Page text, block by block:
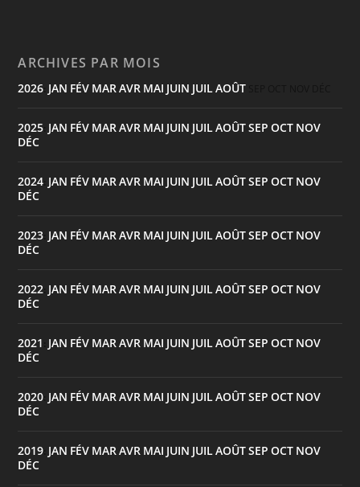
ARCHIVES PAR MOIS
2026 JAN FÉV MARAVR MAI JUIN JUILAOÛT
2025 JAN FÉV MARAVR MAI JUIN JUILAOÛTSEP OCT NOV
DÉC
2024 JAN FÉV MARAVR MAI JUIN JUILAOÛTSEP OCT NOV
DÉC
2023 JAN FÉV MARAVR MAI JUIN JUILAOÛTSEP OCT NOV
DÉC
2022 JAN FÉV MARAVR MAI JUIN JUILAOÛTSEP OCT NOV
DÉC
2021 JAN FÉV MARAVR MAI JUIN JUILAOÛTSEP OCT NOV
DÉC
2020 JAN FÉV MARAVR MAI JUIN JUILAOÛTSEP OCT NOV
DÉC
2019 JAN FÉV MARAVR MAI JUIN JUILAOÛTSEP OCT NOV
DÉC